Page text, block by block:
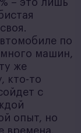
– это лишь
по
много машин,
же
кто-то
с
опыт, но
времена.